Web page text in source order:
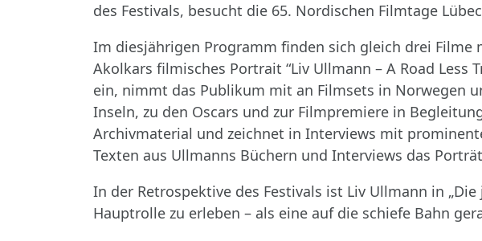
des Festivals, besucht die 65. Nordischen Filmtage
Im diesjährigen Programm finden sich gleich drei
Akolkars filmisches Portrait “Liv Ullmann – A Road
ein, nimmt das Publikum mit an Filmsets in Norwegen
Inseln, zu den Oscars und zur Filmpremiere in
Archivmaterial und zeichnet in Interviews mit
Texten aus Ullmanns Büchern und Interviews das
In der Retrospektive des Festivals ist Liv Ullmann in
Hauptrolle zu erleben – als eine auf die schiefe Bahn